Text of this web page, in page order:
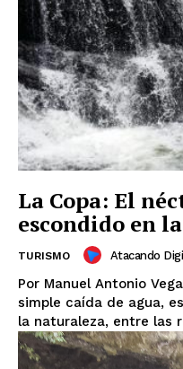
Company
Acerca
Contactos
Servicio Publicitario
La Copa: El
escondido en
TURISMO Atacando
Por Manuel Antonio Vega ​EL SEIBO.- Esta no es una
simple caída de agua,
la naturaleza, entre las